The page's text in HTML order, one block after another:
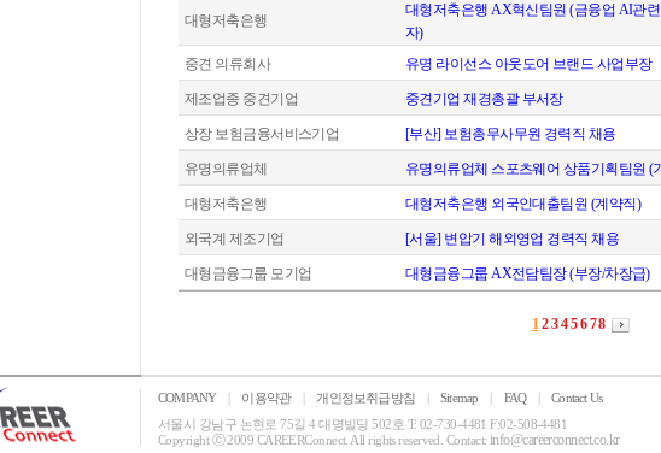
대형저축은행
대형저축은행 AX혁신팀원 (금융업 AI관
자)
중견 의류회사 유명 라이선스 아웃도어 브랜드 사업부장
제조업종 중견기업 중견기업 재경총괄 부서장
상장 보험금융서비스기업 [부산] 보험총무사무원 경력직 채용
유명의류업체 유명의류업체 스포츠웨어 상품기획팀원 (
대형저축은행 대형저축은행 외국인대출팀원 (계약직)
외국계 제조기업 [서울] 변압기 해외영업 경력직 채용
대형금융그룹 모기업 대형금융그룹 AX전담팀장 (부장/차장급)
123456 78
COMPANY | 이용약관 | 개인정보취급방침 | Sitemap | FAQ |
Contact Us
서울시 강남구 논현로 75길 4 대명빌딩 502호 T: 02-730-4481 F:02-508-4481
Copyright ⓒ 2009 CAREERConnect. All rights reserved. Contact: info@careerconnect.co.kr